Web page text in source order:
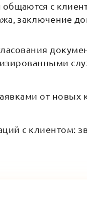
с
заключение
от новых
с клиентом: